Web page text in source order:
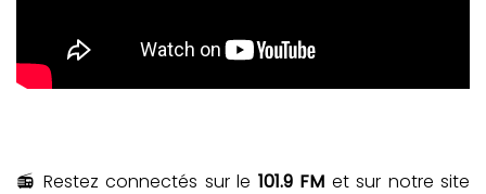
📻 Restez connectés sur le 101.9 FM et sur notre site